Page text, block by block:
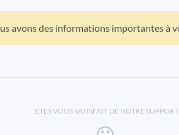
avons des informations importantes à
ETES VOUS SATISFAIT DE NOTRE SUPPORT